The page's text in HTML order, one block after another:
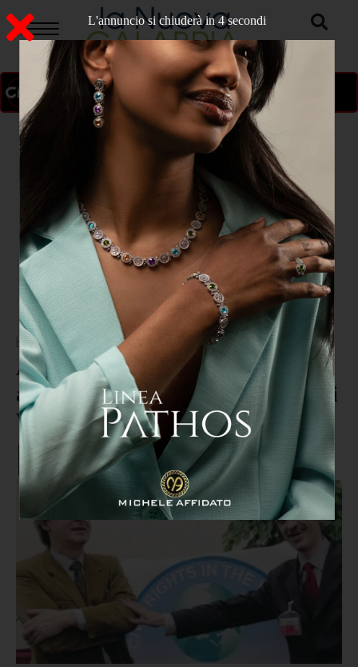
ON AIR
Home > ATTUALITA
Appello di Corbelli (Diritti civili)
al presidente Mattarella: “Nomini
Vittorio Sgarbi senatore a vita"
L'annuncio si chiuderà in 3 secondi